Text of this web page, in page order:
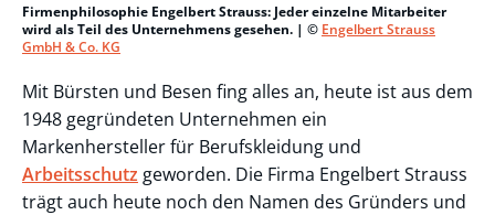
Firmenphilosophie Engelbert Strauss: Jeder einzelne Mitarbeiter
wird als Teil des Unternehmens gesehen. | © Engelbert Strauss
GmbH & Co. KG
Mit Bürsten und Besen fing alles an, heute ist aus dem
1948 gegründeten Unternehmen ein
Markenhersteller für Berufskleidung und
Arbeitsschutz geworden. Die Firma Engelbert Strauss
trägt auch heute noch den Namen des Gründers und